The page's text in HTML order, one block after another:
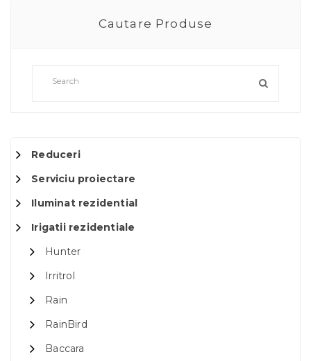
Cautare Produse
Reduceri
Serviciu proiectare
Iluminat rezidential
Irigatii rezidentiale
Hunter
Irritrol
Rain
RainBird
Baccara